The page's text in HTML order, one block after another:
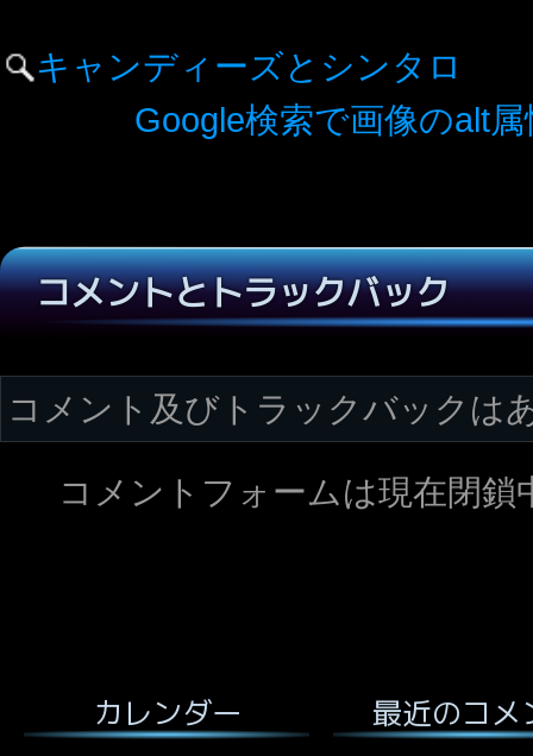
キャンディーズとシンタロ
Google検索で画像のalt
コメントとトラックバック
コメント及びトラックバックは
コメントフォームは現在閉鎖
カレンダー 最近のコメ